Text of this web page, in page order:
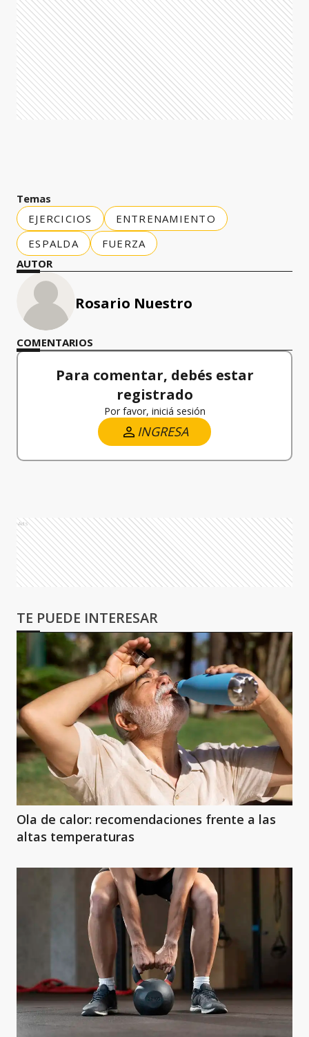
Temas
EJERCICIOS
ENTRENAMIENTO
ESPALDA
FUERZA
AUTOR
Rosario Nuestro
COMENTARIOS
Para comentar, debés estar
registrado
Por favor, iniciá sesión
INGRESA
Ads
TE PUEDE INTERESAR
Ola de calor: recomendaciones frente a las
altas temperaturas